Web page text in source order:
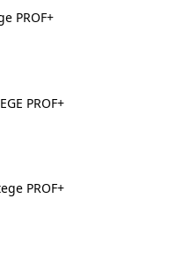
PROF+